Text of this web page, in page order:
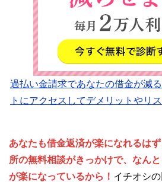
過払い金請求であなたの借金が減
トにアクセスしてデメリットやリ
あなたも借金返済が楽になれるは
所の無料相談がきっかけで、なん
が楽になっているから！ イチオシ